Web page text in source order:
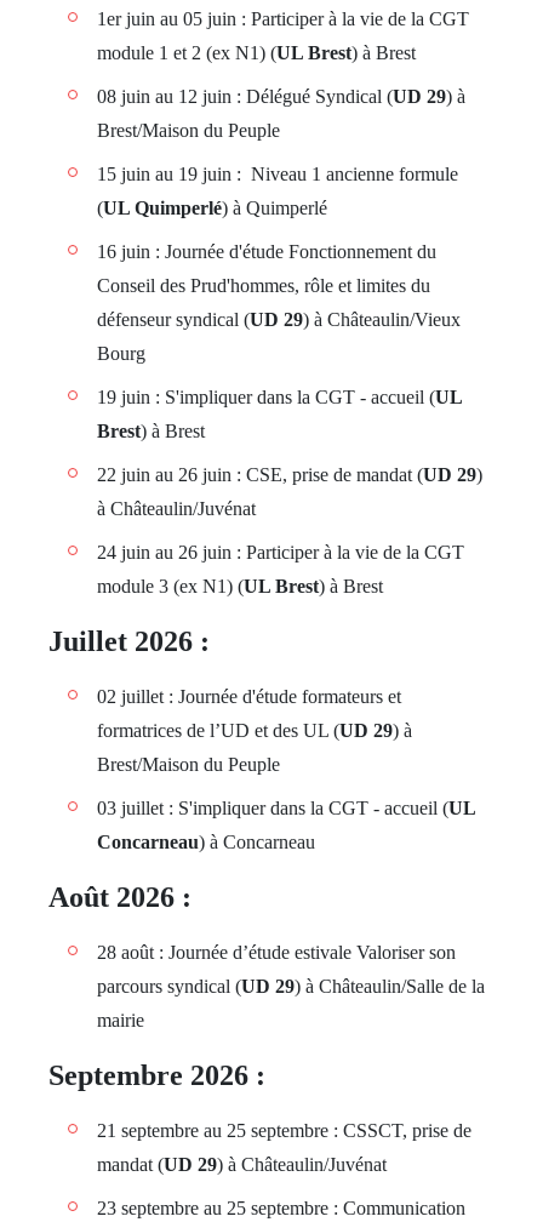
1er juin au 05 juin : Participer à la vie de la CGT
module 1 et 2 (ex N1) (UL Brest) à Brest
08 juin au 12 juin : Délégué Syndical (UD 29) à
Brest/Maison du Peuple
15 juin au 19 juin : Niveau 1 ancienne formule
(UL Quimperlé) à Quimperlé
16 juin : Journée d'étude Fonctionnement du
Conseil des Prud'hommes, rôle et limites du
défenseur syndical (UD 29) à Châteaulin/Vieux
Bourg
19 juin : S'impliquer dans la CGT - accueil (UL
Brest) à Brest
22 juin au 26 juin : CSE, prise de mandat (UD 29)
à Châteaulin/Juvénat
24 juin au 26 juin : Participer à la vie de la CGT
module 3 (ex N1) (UL Brest) à Brest
Juillet 2026 :
02 juillet : Journée d'étude formateurs et
formatrices de l’UD et des UL (UD 29) à
Brest/Maison du Peuple
03 juillet : S'impliquer dans la CGT - accueil (UL
Concarneau) à Concarneau
Août 2026 :
28 août : Journée d’étude estivale Valoriser son
parcours syndical (UD 29) à Châteaulin/Salle de la
mairie
Septembre 2026 :
21 septembre au 25 septembre : CSSCT, prise de
mandat (UD 29) à Châteaulin/Juvénat
23 septembre au 25 septembre : Communication